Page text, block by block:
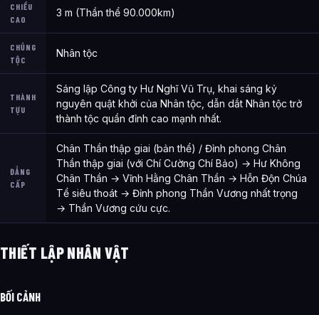
CHIỀU
CAO
3 m (Thần thể 90.000km)
CHỦNG
TỘC
Nhân tộc
THÀNH
TỰU
Sáng lập Công ty Hư Nghĩ Vũ Trụ, khai sáng kỷ
nguyên quật khởi của Nhân tộc, dẫn dắt Nhân tộc trở
thành tộc quần đỉnh cao mạnh nhất.
ĐẲNG
CẤP
Chân Thần thập giai (bản thể) / Đỉnh phong Chân
Thần thập giai (với Chí Cường Chí Bảo) → Hư Không
Chân Thần → Vĩnh Hằng Chân Thần → Hỗn Độn Chúa
Tể siêu thoát → Đỉnh phong Thần Vương nhất trọng
→ Thần Vương cứu cực.
THIẾT LẬP NHÂN VẬT
BỐI CẢNH